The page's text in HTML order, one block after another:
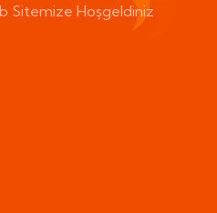
Sitemize Hoşgeldiniz